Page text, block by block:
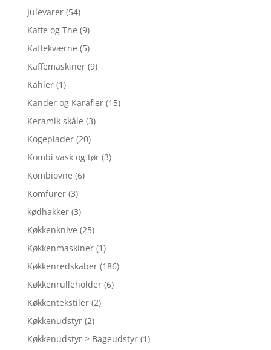
Julevarer (54)
Kaffe og The (9)
Kaffekværne (5)
Kaffemaskiner (9)
Kähler (1)
Kander og Karafler (15)
Keramik skåle (3)
Kogeplader (20)
Kombi vask og tør (3)
Kombiovne (6)
Komfurer (3)
kødhakker (3)
Køkkenknive (25)
Køkkenmaskiner (1)
Køkkenredskaber (186)
Køkkenrulleholder (6)
Køkkentekstiler (2)
Køkkenudstyr (2)
Køkkenudstyr > Bageudstyr (1)